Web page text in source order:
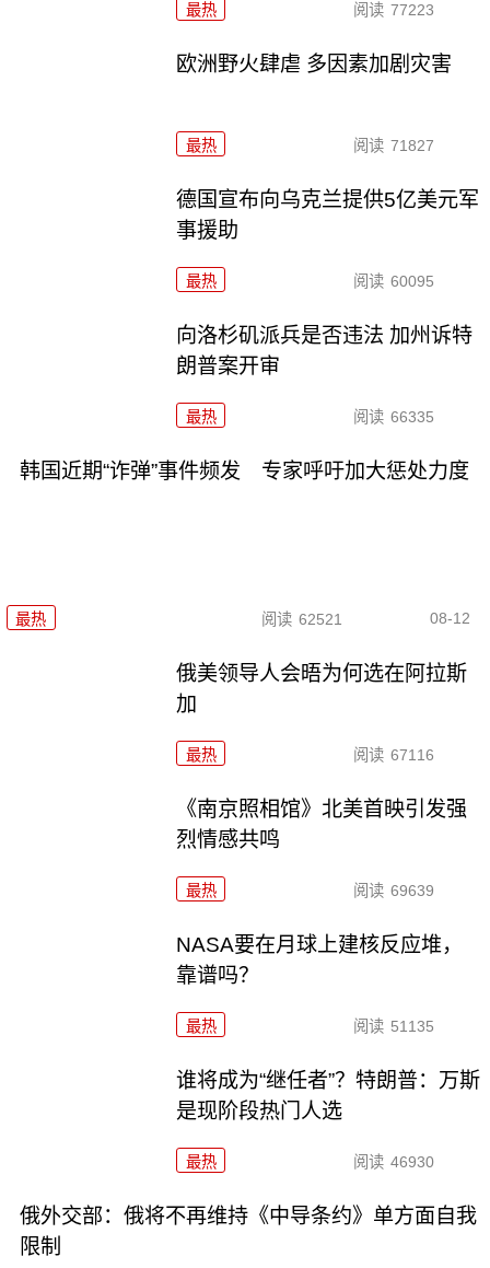
最热 阅读 77223
欧洲野火肆虐 多因素加剧灾害
最热 阅读 71827
德国宣布向乌克兰提供5亿美元军
事援助
最热 阅读 60095
向洛杉矶派兵是否违法 加州诉特
朗普案开审
最热 阅读 66335
韩国近期“诈弹”事件频发 专家呼吁加大惩处力度
最热 阅读 62521 08-12
俄美领导人会晤为何选在阿拉斯
加
最热 阅读 67116
《南京照相馆》北美首映引发强
烈情感共鸣
最热 阅读 69639
NASA要在月球上建核反应堆，
靠谱吗？
最热 阅读 51135
谁将成为“继任者”？特朗普：万斯
是现阶段热门人选
最热 阅读 46930
俄外交部：俄将不再维持《中导条约》单方面自我
限制